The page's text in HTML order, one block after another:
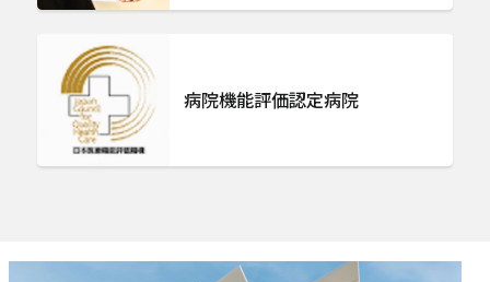
麻酔科
歯科口腔外科
病院機能評価認定病院